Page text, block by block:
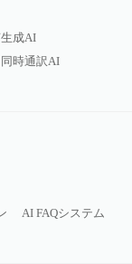
成AI
同時通訳AI
AI FAQシステム